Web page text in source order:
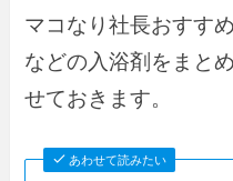
マコなり社長おすす
などの入浴剤をまと
せておきます。
あわせて読みたい